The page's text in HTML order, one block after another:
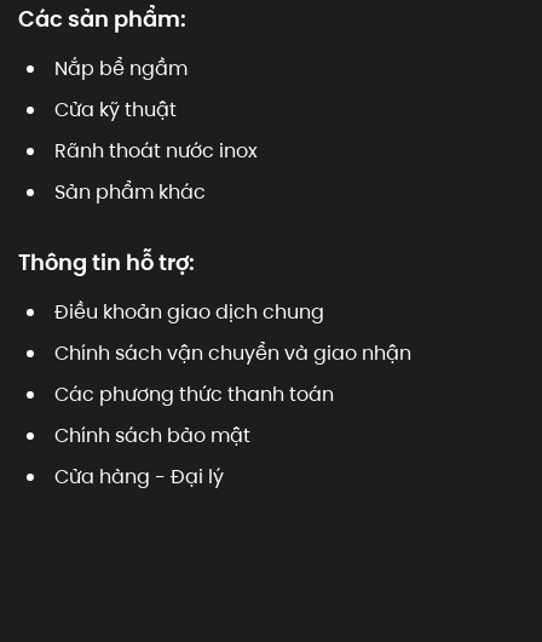
Các sản phẩm:
Nắp bể ngầm
Cửa kỹ thuật
Rãnh thoát nước inox
Sản phẩm khác
Thông tin hỗ trợ:
Điều khoản giao dịch chung
Chính sách vận chuyển và giao nhận
Các phương thức thanh toán
Chính sách bảo mật
Cửa hàng - Đại lý